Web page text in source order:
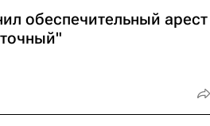
обеспечительный арест